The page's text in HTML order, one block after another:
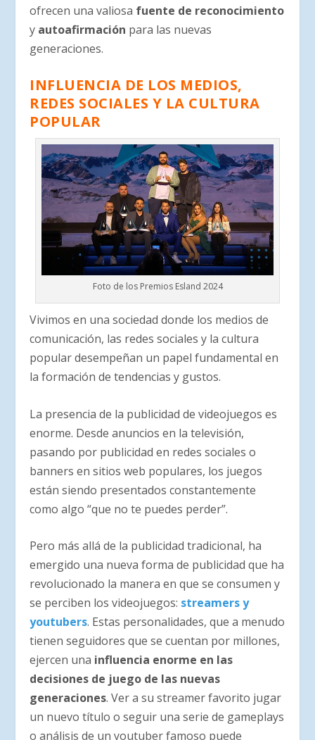
ofrecen una valiosa fuente de reconocimiento
y autoafirmación para las nuevas
generaciones.
INFLUENCIA DE LOS MEDIOS,
REDES SOCIALES Y LA CULTURA
POPULAR
Foto de los Premios Esland 2024
Vivimos en una sociedad donde los medios de
comunicación, las redes sociales y la cultura
popular desempeñan un papel fundamental en
la formación de tendencias y gustos.
La presencia de la publicidad de videojuegos es
enorme. Desde anuncios en la televisión,
pasando por publicidad en redes sociales o
banners en sitios web populares, los juegos
están siendo presentados constantemente
como algo “que no te puedes perder”.
Pero más allá de la publicidad tradicional, ha
emergido una nueva forma de publicidad que ha
revolucionado la manera en que se consumen y
se perciben los videojuegos: streamers y
youtubers. Estas personalidades, que a menudo
tienen seguidores que se cuentan por millones,
ejercen una influencia enorme en las
decisiones de juego de las nuevas
generaciones. Ver a su streamer favorito jugar
un nuevo título o seguir una serie de gameplays
o análisis de un youtuber famoso puede